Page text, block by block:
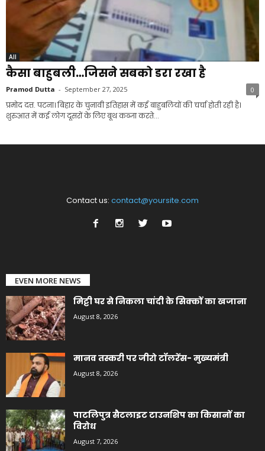
All
कैसा बाहुबली…जिसने सबको डरा रखा है
Pramod Dutta - September 27, 2025 0
प्रमोद दत्त. पटना। बिहार के चुनावी इतिहास में कई बाहुबलियों की चर्चा होती रही है।
शुरुआत में कई लोग दूसरों के लिए बूथ कब्जा करते...
Contact us: contact@yoursite.com
EVEN MORE NEWS
मिट्टी घर से निकला चांदी के सिक्कों का खजाना
August 8, 2026
मानव तस्करी पर जीरो टॉलरेंस- मुख्यमंत्री
August 8, 2026
पाटलिपुत्र सैटलाइट टाउनशिप का किसानों का
विरोध
August 7, 2026